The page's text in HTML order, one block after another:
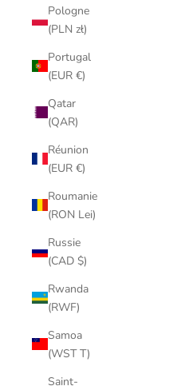
Pologne
(PLN zł)
Portugal
(EUR €)
Qatar
(QAR)
Réunion
(EUR €)
Roumanie
(RON Lei)
Russie
(CAD $)
Rwanda
(RWF)
Samoa
(WST T)
Saint-